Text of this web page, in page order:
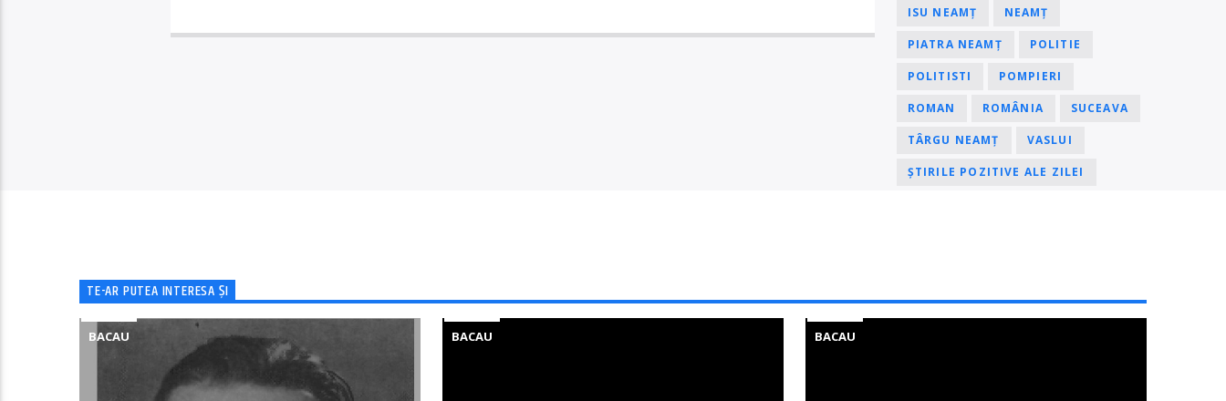
ISU NEAMȚ NEAMȚ
PIATRA NEAMȚ POLITIE
POLITISTI POMPIERI
ROMAN ROMÂNIA SUCEAVA
TÂRGU NEAMȚ VASLUI
ȘTIRILE POZITIVE ALE ZILEI
TE-AR PUTEA INTERESA ȘI
BACAU BACAU BACAU